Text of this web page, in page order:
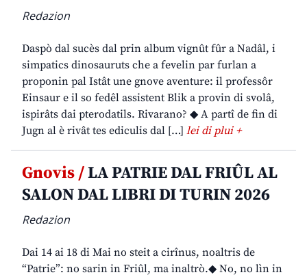
Redazion
Daspò dal sucès dal prin album vignût fûr a Nadâl, i
simpatics dinosauruts che a fevelin par furlan a
proponin pal Istât une gnove aventure: il professôr
Einsaur e il so fedêl assistent Blik a provin di svolâ,
ispirâts dai pterodatils. Rivarano? ◆ A partî de fin di
Jugn al è rivât tes ediculis dal […] lei di plui +
Gnovis /LA PATRIE DAL FRIÛL AL
SALON DAL LIBRI DI TURIN 2026
Redazion
Dai 14 ai 18 di Mai no steit a cirînus, noaltris de
“Patrie”: no sarin in Friûl, ma inaltrò.◆ No, no lìn in